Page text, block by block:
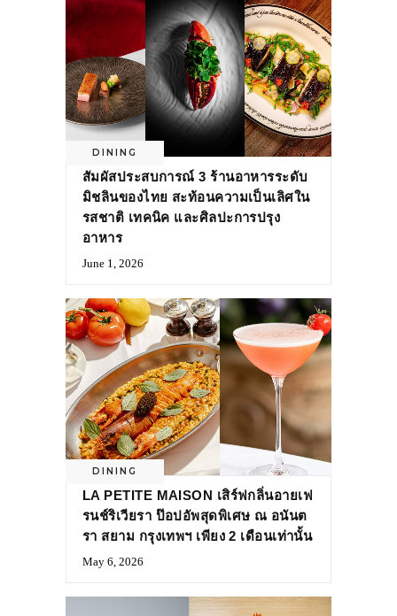
DINING
สัมผัสประสบการณ์ 3 ร้านอาหารระดับ
มิชลินของไทย สะท้อนความเป็นเลิศใน
รสชาติ เทคนิค และศิลปะการปรุง
อาหาร
June 1, 2026
DINING
LA PETITE MAISON เสิร์ฟกลิ่นอายเฟ
รนช์ริเวียรา ป๊อปอัพสุดพิเศษ ณ อนันต
รา สยาม กรุงเทพฯ เพียง 2 เดือนเท่านั้น
May 6, 2026